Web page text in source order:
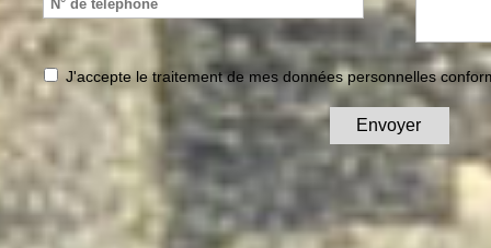
J'accepte le traitement de mes données personnelles